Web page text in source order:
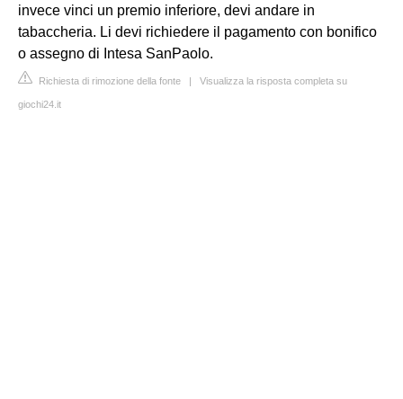
invece vinci un premio inferiore, devi andare in
tabaccheria. Li devi richiedere il pagamento con bonifico
o assegno di Intesa SanPaolo.
Richiesta di rimozione della fonte | Visualizza la risposta completa su
giochi24.it